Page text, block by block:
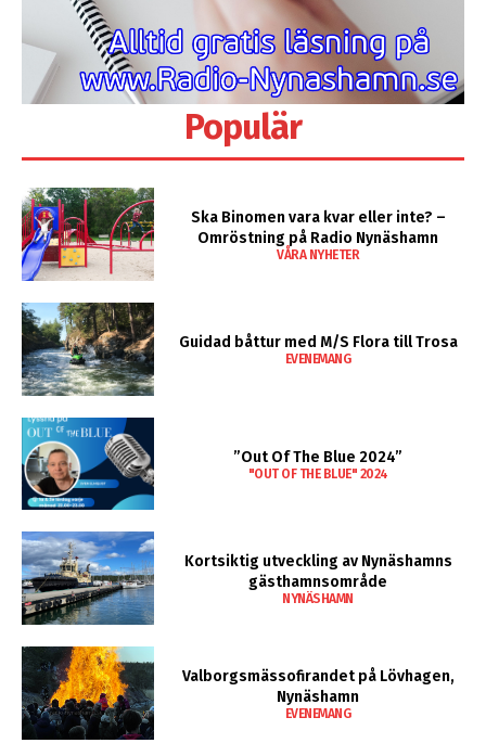
Populär
Ska Binomen vara kvar eller inte? –
Omröstning på Radio Nynäshamn
VÅRA NYHETER
Guidad båttur med M/S Flora till Trosa
EVENEMANG
”Out Of The Blue 2024”
"OUT OF THE BLUE" 2024
Kortsiktig utveckling av Nynäshamns
gästhamnsområde
NYNÄSHAMN
Valborgsmässofirandet på Lövhagen,
Nynäshamn
EVENEMANG